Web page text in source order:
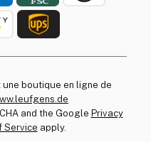
boutique en ligne de
and the Google Privacy
Service apply.